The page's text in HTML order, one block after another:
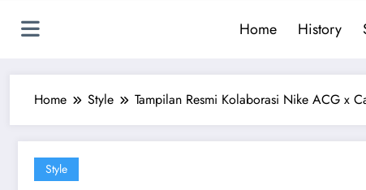
Home History
Home Style Tampilan Resmi Kolaborasi Nike ACG x
Style